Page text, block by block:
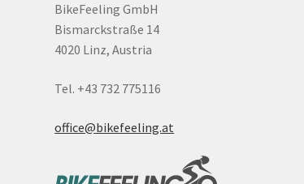
BikeFeeling GmbH
Bismarckstraße 14
4020 Linz, Austria
Tel. +43 732 775116
office@bikefeeling.at